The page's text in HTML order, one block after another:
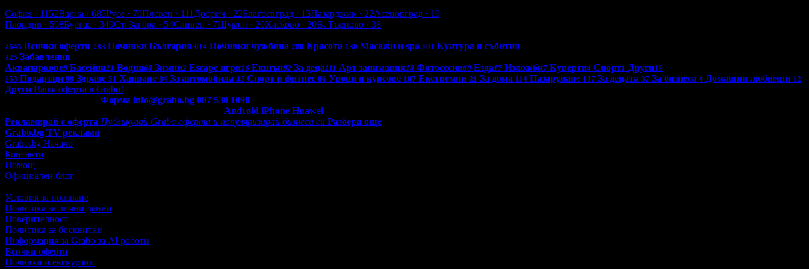
София · 1152Варна · 685Русе · 70Плевен · 111 Добрич · 22Благоевград · 13Пазарджик · 22Асеновград · 19
Пловдив · 598Бургас · 349Ст. Загора · 54Сливен · 7Шумен · 20Хасково · 20В. Търново · 38
2645 Всички оферти 783 Почивки България 614 Почивки чужбина 280 Красота 130 Масажи и spa 101 Култура и събития
325 Забавления
Аквапаркове8 Басейни21 Водни68 Зимни2 Escape игри16 Екшън82 За деца111 Арт занимания18 Фотосесии60 Езда17 Изложби7 Куверти4 Спорт1 Други19
153 Подаръци 99 Здраве 51 Хапване 84 За автомобила 33 Спорт и фитнес 86 Уроци и курсове 107 Екстремни 21 За дома 114 Пазаруване 137 За децата 37 За бизнеса 4 Домашни любимци 12
Други Ваша оферта в Grabo!
Форма info@grabo.bg 087 530 1090
Android iPhone Huawei
Рекламирай с оферта Публикувай Grabo оферта и популяризирай бизнеса си Разбери още
Grabo.bg TV реклами
Grabo.bg Начало
Контакти
Помощ
Официален блог
Условия за ползване
Политика за лични данни
Поверителност
Политика за бисквитки
Информация за Grabo за AI роботи
Всички оферти
Почивки и екскурзии